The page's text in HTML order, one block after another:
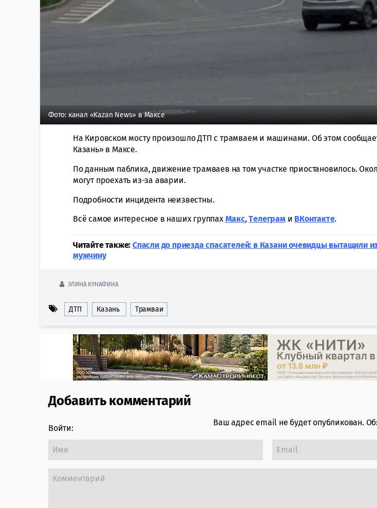
Фото: канал «Kazan News» в Максе
На Кировском мосту произошло ДТП с трамваем и машинами. Об этом
Казань» в Максе.
По данным паблика, движение трамваев на том участке приостановилось.
могут проехать из-за аварии.
Подробности инцидента неизвестны.
Всё самое интересное в наших группах Макс,Tелеграми ВКонтакте.
Читайте также: Спасли до приезда спасателей: в Казани очевидцы вытащили
мужчину
ЭЛИНА КУНАФИНА
ДТП Казань Трамваи
Comment section
Добавить комментарий
Войти:
Ваш адрес email не будет опубликован.